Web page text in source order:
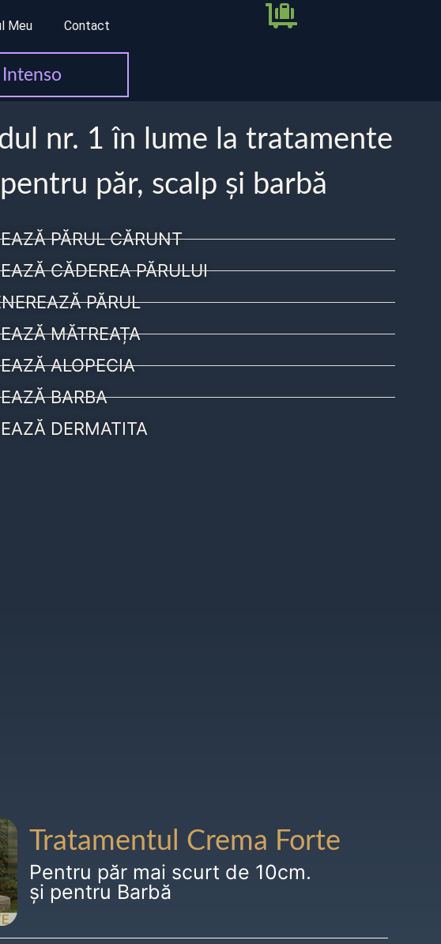
Meu Contact
Intenso
nr. 1 în lume la tratamente
pentru păr, scalp și barbă
PĂRUL CĂRUNT
CĂDEREA PĂRULUI
PĂRUL
MĂTREAȚA
ALOPECIA
BARBA
DERMATITA
Tratamentul Crema Forte
Pentru păr mai scurt de 10cm.
și pentru Barbă